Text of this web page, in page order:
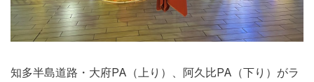
知多半島道路・大府PA（上り）、阿久比PA（下り）がラ